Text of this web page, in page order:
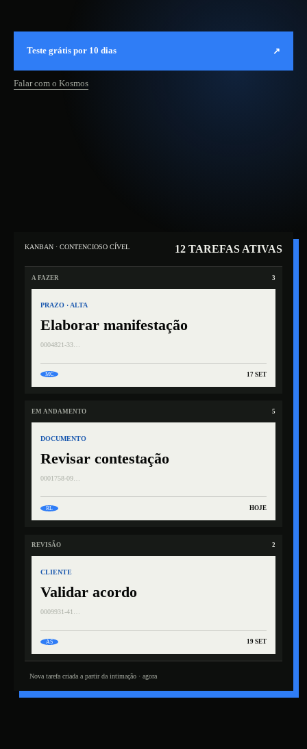
Teste grátis por 10 dias ↗
Falar com o Kosmos
KANBAN · CONTENCIOSO CÍVEL 12 TAREFAS ATIVAS
A FAZER 3
PRAZO · ALTA
Elaborar manifestação
0004821-33…
MC 17 SET
EM ANDAMENTO 5
DOCUMENTO
Revisar contestação
0001758-09…
RL HOJE
REVISÃO 2
CLIENTE
Validar acordo
0009931-41…
AS 19 SET
Nova tarefa criada a partir da intimação · agora